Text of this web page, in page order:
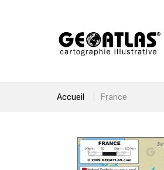
Accueil France